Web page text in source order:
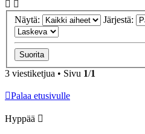
Näytä: Järjestä:
3 viestiketjua • Sivu 1/1
Palaa etusivulle
Hyppää